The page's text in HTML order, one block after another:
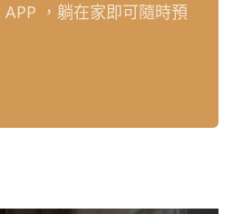
，躺在家即可隨時預